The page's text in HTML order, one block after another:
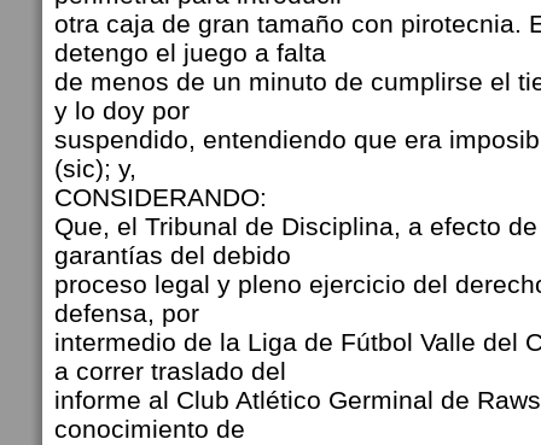
otra caja de gran tamaño con pirotecnia.
detengo el juego a falta
de menos de un minuto de cumplirse el
y lo doy por
suspendido, entendiendo que era
(sic); y,
CONSIDERANDO:
Que, el Tribunal de Disciplina, a efecto
garantías del debido
proceso legal y pleno ejercicio del
defensa, por
intermedio de la Liga de Fútbol Valle del
a correr traslado del
informe al Club Atlético Germinal de
conocimiento de